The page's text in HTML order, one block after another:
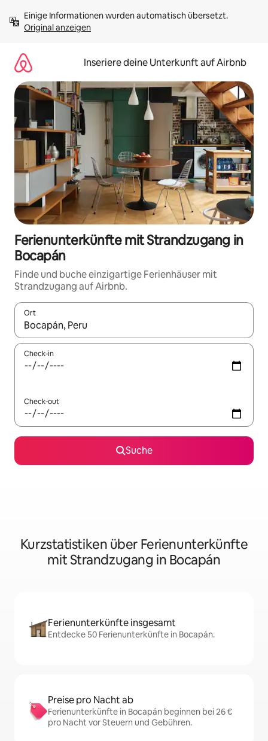
Inhalten
springenOriginal anzeigen
Inseriere deine Unterkunft auf Airbnb
Ferienunterkünfte mit Strandzugang in
Bocapán
Finde und buche einzigartige Ferienhäuser mit
Strandzugang auf Airbnb.
Ort
Wenn Ergebnisse verfügbar sind, navigiere mit den
Check-in
Check-out
Suche
Kurzstatistiken über Ferienunterkünfte
mit Strandzugang in Bocapán
Ferienunterkünfte insgesamt
Entdecke 50 Ferienunterkünfte in Bocapán.
Preise pro Nacht ab
Ferienunterkünfte in Bocapán beginnen bei 26 €
pro Nacht vor Steuern und Gebühren.